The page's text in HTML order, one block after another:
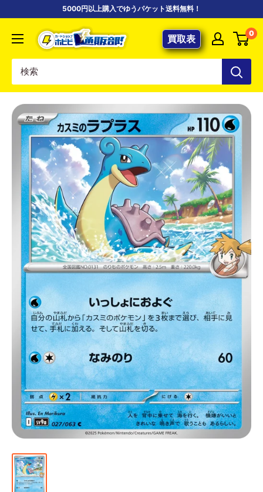
5000円以上購入でゆうパケット送料無料！
【ポ
ケ
専
門
カ
ー
ド
シ
ョ
ッ
プ
ホ
ビ
ビ
通
販
部
買取表 0